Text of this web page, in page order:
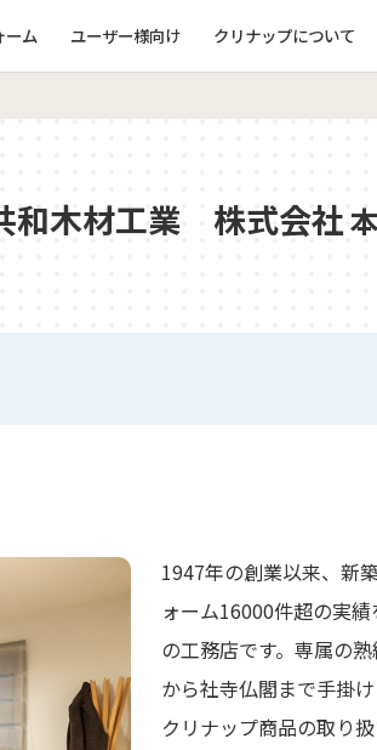
ーム ユーザー様向け クリナップについて
和木材工業 株式会社
1947年の創業以来、新
ォーム16000件超の実
の工務店です。専属の
から社寺仏閣まで手掛け
クリナップ商品の取り